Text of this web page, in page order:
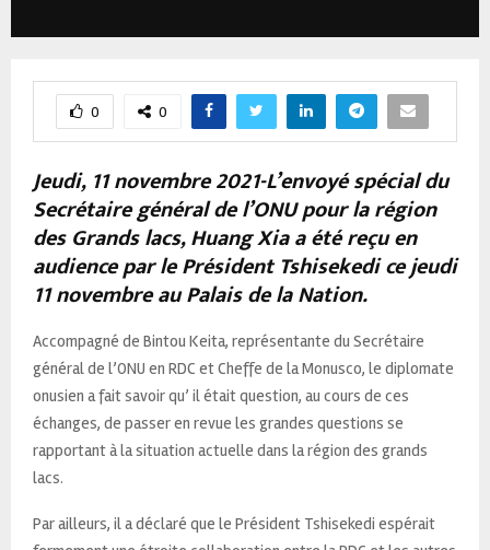
0 0
Jeudi, 11 novembre 2021-L’envoyé spécial du
Secrétaire général de l’ONU pour la région
des Grands lacs, Huang Xia a été reçu en
audience par le Président Tshisekedi ce jeudi
11 novembre au Palais de la Nation.
Accompagné de Bintou Keita, représentante du Secrétaire
général de l’ONU en RDC et Cheffe de la Monusco, le diplomate
onusien a fait savoir qu’ il était question, au cours de ces
échanges, de passer en revue les grandes questions se
rapportant à la situation actuelle dans la région des grands
lacs.
Par ailleurs, il a déclaré que le Président Tshisekedi espérait